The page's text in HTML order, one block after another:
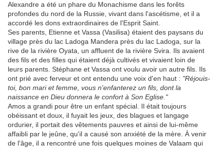
Alexandre a été un phare du Monachisme dans les forêts
profondes du nord de la Russie, vivant dans l'ascétisme, et il a
accordé les dons extraordinaires de l'Esprit Saint.
Ses parents, Etienne et Vassa (Vasilisa) étaient des paysans du
village près du lac Ladoga Mandera près du lac Ladoga, sur la
rive de la rivière Oyata, un affluent de la rivière Svira. Ils avaient
des fils et des filles qui étaient déjà cultivés et vivaient loin de
leurs parents. Stéphane et Vassa ont voulu avoir un autre fils. Ils
ont prié avec ferveur et ont entendu une voix d'en haut : "Réjouis-
toi, bon mari et femme, vous n'enfanterez un fils, dont la
naissance en Dieu donnera le confort à Son Eglise."
Amos a grandi pour être un enfant spécial. Il était toujours
obéissant et doux, il fuyait les jeux, des blagues et langage
ordurier, il portait des vêtements pauvres et ainsi de lui-même
affaibli par le jeûne, qu'il a causé son anxiété de la mère. À venir
de l'âge, il a rencontré une fois quelques moines de Valaam qui